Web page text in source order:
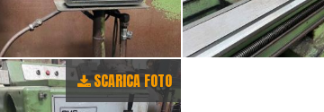
SCARICA FOTO